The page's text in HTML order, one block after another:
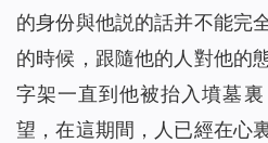
的身份與他説的話并不能完
的時候，跟隨他的人對他的
字架一直到他被抬入墳墓
望，在這期間，人已經在心